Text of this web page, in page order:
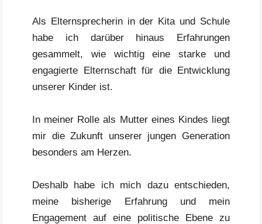
Als Elternsprecherin in der Kita und Schule
habe ich darüber hinaus Erfahrungen
gesammelt, wie wichtig eine starke und
engagierte Elternschaft für die Entwicklung
unserer Kinder ist.
In meiner Rolle als Mutter eines Kindes liegt
mir die Zukunft unserer jungen Generation
besonders am Herzen.
Deshalb habe ich mich dazu entschieden,
meine bisherige Erfahrung und mein
Engagement auf eine politische Ebene zu